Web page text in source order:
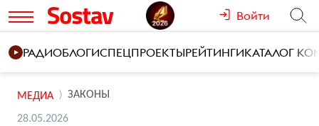
Войти
РАДИОБЛОГИСПЕЦПРОЕКТЫРЕЙТИНГИКАТАЛОГ
МЕДИА ЗАКОНЫ
28.05.2026